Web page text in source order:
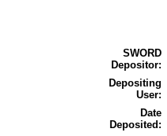
SWORD
Depositor:
Depositing
User:
Date
Deposited: